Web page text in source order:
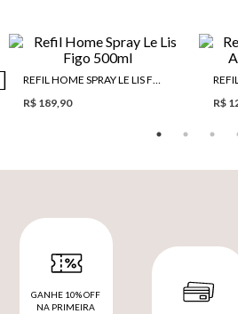
REFIL HOME SPRAY LE LIS FIGO 500ML
R$ 189,90
R$
GANHE 10% OFF
NA PRIMEIRA